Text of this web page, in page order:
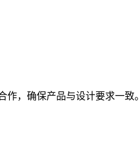
，确保产品与设计要求一致。